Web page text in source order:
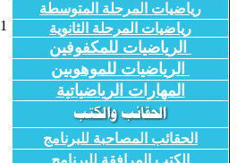
رياضيات المرحلة المتوسطة
رياضيات المرحلة الثانوية
الرياضيات للمكفوفين
الرياضيات للموهوبين
المهارات الرياضياتية
الحقائب المصاحبة للبرنامج
الكتب المرافقة للبرنامج
1